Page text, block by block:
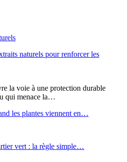
naturels pour renforcer les
la voie à une protection durable
qui menace la…
les plantes viennent en…
vert : la règle simple…